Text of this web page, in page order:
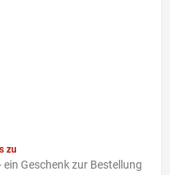
zu
ein Geschenk zur Bestellung